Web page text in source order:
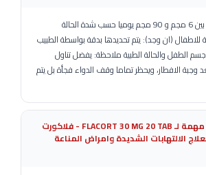
للبالغين: تتراوح الجرعة بين 6 مجم و 90 مجم يوميا حسب شدة الحالة
للاطفال (ان وجد): يتم تحديدها بدقة بواسطة الطبيب
الطفل والحالة الطبية ملاحظة: يفضل تناول
وجبة الافطار، ويحظر تماما وقف الدواء فجأة بل يتم
هل توجد تحذيرات مهمة لـ FLACORT 30 MG 20 TAB - فلاكورت
الالتهابات الشديدة وامراض المناعة